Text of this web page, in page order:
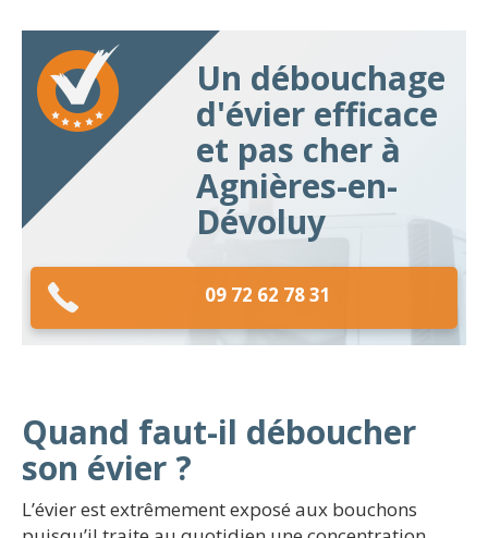
Un débouchage
d'évier efficace
et pas cher à
Agnières-en-
Dévoluy
09 72 62 78 31
Quand faut-il déboucher
son évier ?
L’évier est extrêmement exposé aux bouchons